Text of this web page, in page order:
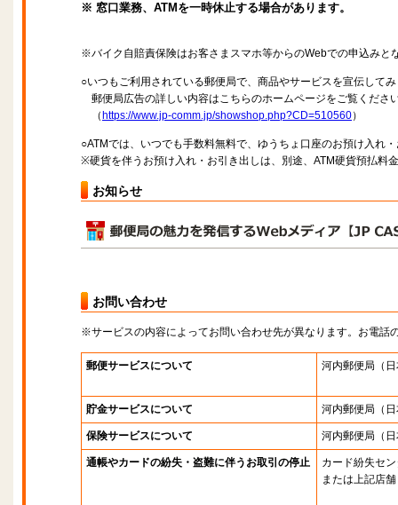
※ 窓口業務、ATMを一時休止する場合があります。
※バイク自賠責保険はお客さまスマホ等からのWebでの申込みと
○いつもご利用されている郵便局で、商品やサービスを宣伝して
郵便局広告の詳しい内容はこちらのホームページをご覧くださ
（ https://www.jp-comm.jp/showshop.php?CD=510560）
○ATMでは、いつでも手数料無料で、ゆうちょ口座のお預け入れ
※硬貨を伴うお預け入れ・お引き出しは、別途、ATM硬貨預払料
お知らせ
お問い合わせ
※サービスの内容によってお問い合わせ先が異なります。お電話
郵便サービスについて 河内郵便局 （
貯金サービスについて 河内郵便局 （
保険サービスについて 河内郵便局 （
通帳やカードの紛失・盗難に伴うお取引の停止
カード紛失セ
または上記店舗